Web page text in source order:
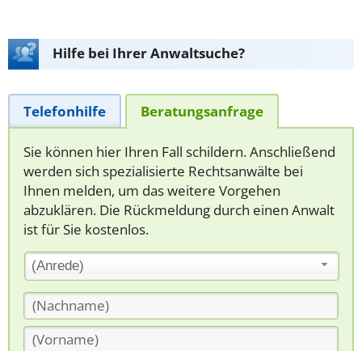
Hilfe bei Ihrer Anwaltsuche?
Telefonhilfe Beratungsanfrage
Sie können hier Ihren Fall schildern. Anschließend
werden sich spezialisierte Rechtsanwälte bei
Ihnen melden, um das weitere Vorgehen
abzuklären. Die Rückmeldung durch einen Anwalt
ist für Sie kostenlos.
(Anrede)